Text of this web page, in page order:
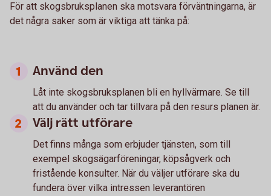
För att skogsbruksplanen ska motsvara förväntningarna, är
det några saker som är viktiga att tänka på:
Använd den
Låt inte skogsbruksplanen bli en hyllvärmare. Se till
att du använder och tar tillvara på den resurs planen är.
Välj rätt utförare
Det finns många som erbjuder tjänsten, som till
exempel skogsägarföreningar, köpsågverk och
fristående konsulter. När du väljer utförare ska du
fundera över vilka intressen leverantören